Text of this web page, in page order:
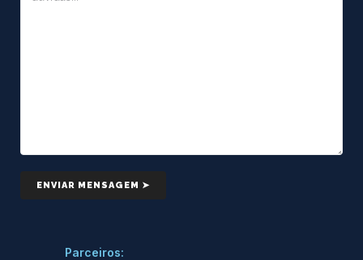
Parceiros: